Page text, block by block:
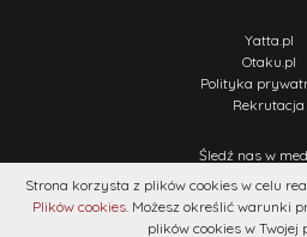
Strona korzysta z plików cookies w celu
Plików cookies. Możesz określić warunki
plików cookies w Twojej
Yatta.pl
Otaku.pl
Polityka
Rekrutacja
Śledź nas w